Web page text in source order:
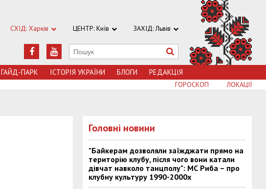
СХІД: Харків ЦЕНТР: Київ ЗАХІД: Львів
ГАЙД-ПАРК ІСТОРІЯ УКРАЇНИ БЛОГИ РЕДАКЦІЯ
ЛОКАЦІЇ
ГОРОСКОП
Головні новини
"Байкерам дозволяли заїжджати прямо на
територію клубу, після чого вони катали
дівчат навколо танцполу": МС Риба – про
клубну культуру 1990-2000х